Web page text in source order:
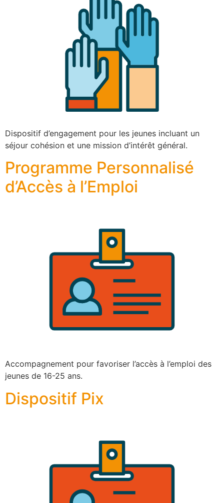
Dispositif d’engagement pour les jeunes incluant un
séjour cohésion et une mission d’intérêt général.
Programme Personnalisé
d’Accès à l’Emploi
Accompagnement pour favoriser l’accès à l’emploi des
jeunes de 16-25 ans.
Dispositif Pix